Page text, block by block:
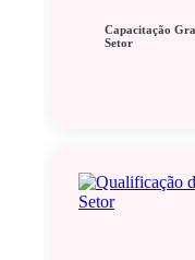
Capacitação
Setor